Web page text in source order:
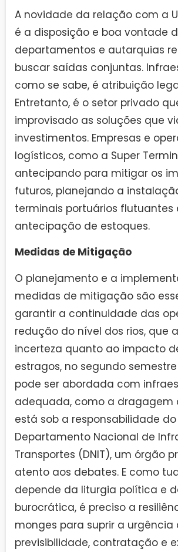
A novidade da relação com a
é a disposição e boa vontade
departamentos e autarquias
buscar saídas conjuntas.
como se sabe, é atribuição
Entretanto, é o setor privado
improvisado as soluções que
investimentos. Empresas e
logísticos, como a Super
antecipando para mitigar os
futuros, planejando a
terminais portuários flutuantes
antecipação de estoques.
Medidas de Mitigação
O planejamento e a
medidas de mitigação são
garantir a continuidade das
redução do nível dos rios, que
incerteza quanto ao impacto
estragos, no segundo
pode ser abordada com
adequada, como a dragagem
está sob a responsabilidade do
Departamento Nacional de
Transportes (DNIT), um órgão
atento aos debates. E como
depende da liturgia política e
burocrática, é preciso a
monges para suprir a urgência
previsibilidade, contratação e